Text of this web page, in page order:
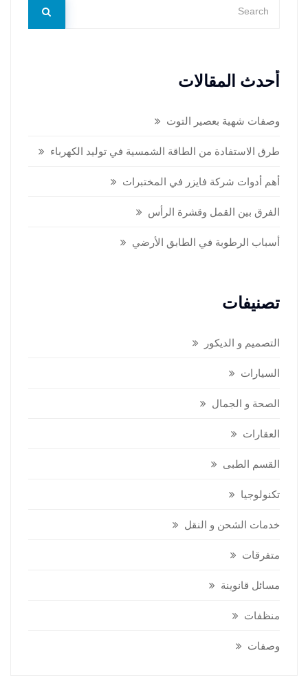
أحدث المقالات
وصفات شهية بعصير التوت
طرق الاستفادة من الطاقة الشمسية في توليد الكهرباء
أهم أدوات شركة فايزر في المختبرات
الفرق بين القمل وقشرة الرأس
أسباب الرطوبة في الطابق الأرضي
تصنيفات
التصميم و الديكور
السيارات
الصحة و الجمال
العقارات
القسم الطبى
تكنولوجيا
خدمات الشحن و النقل
متفرقات
مسائل قانوينة
منظفات
وصفات